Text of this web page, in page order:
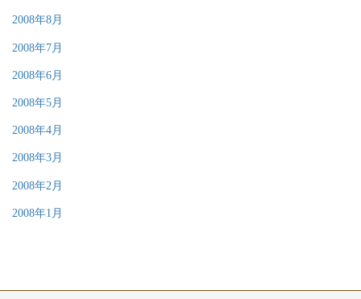
2008年8月
2008年7月
2008年6月
2008年5月
2008年4月
2008年3月
2008年2月
2008年1月